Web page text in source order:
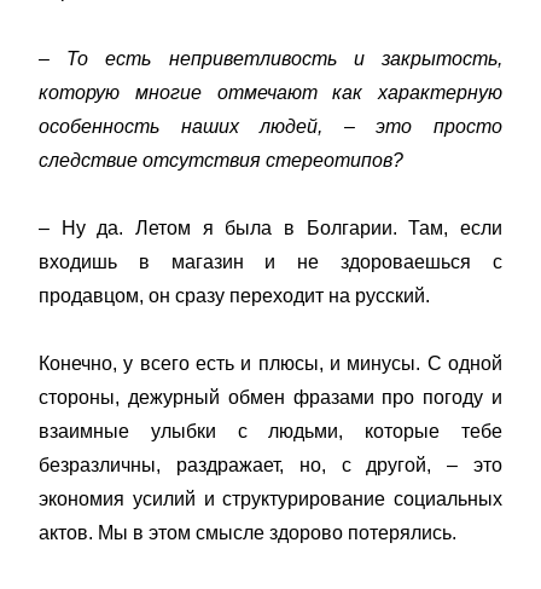
– То есть неприветливость и закрытость,
которую многие отмечают как характерную
особенность наших людей, – это просто
следствие отсутствия стереотипов?
– Ну да. Летом я была в Болгарии. Там, если
входишь в магазин и не здороваешься с
продавцом, он сразу переходит на русский.
Конечно, у всего есть и плюсы, и минусы. С одной
стороны, дежурный обмен фразами про погоду и
взаимные улыбки с людьми, которые тебе
безразличны, раздражает, но, с другой, – это
экономия усилий и структурирование социальных
актов. Мы в этом смысле здорово потерялись.